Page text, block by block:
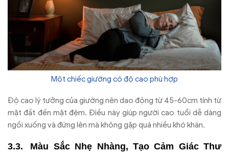
Một chiếc giường có độ cao phù hợp
Độ cao lý tưởng của giường nên dao động từ 45-60cm tính từ
mặt đất đến mặt đệm. Điều này giúp người cao tuổi dễ dàng
ngồi xuống và đứng lên mà không gặp quá nhiều khó khăn.
Màu Sắc Nhẹ Nhàng, Tạo Cảm Giác Thư